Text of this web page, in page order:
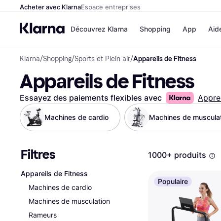
Acheter avec KlarnaEspace entreprises
Découvrez Klarna
Options de
paiement
Payer maintenant
Paiement en 3 fois
Paiement à 30 jours
Klarna sur Apple Pay
Shopping
Magasins
Airbnb
Temu
JD Sports
Voir tous les
App
Klarna/Shopping/Sports et Plein air/Appareils de Fitness
Appareils de Fitness
Essayez des paiements flexibles avec
Machines de cardio Machines de
Filtres
Appareils de Fitness
Machines de cardio
Machines de musculation
Rameurs
1000+ produits
Populaire